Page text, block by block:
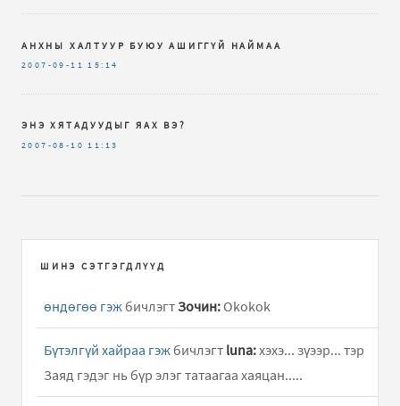
АНХНЫ ХАЛТУУР БУЮУ АШИГГҮЙ НАЙМАА
2007-09-11 15:14
ЭНЭ ХЯТАДУУДЫГ ЯАХ ВЭ?
2007-08-10 11:13
ШИНЭ СЭТГЭГДЛҮҮД
өндөгөө гэж бичлэгтЗочин: Okokok
Бүтэлгүй хайраа гэж бичлэгт luna:хэхэ... зүээр... тэр
Заяд гэдэг нь бүр элэг татаагаа хаяцан.....